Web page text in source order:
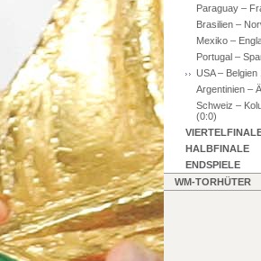
Paraguay –
Brasilien –
Mexiko –
Portugal –
USA – Belgien
Argentinien –
Schweiz –
(0:0)
HALBFINALE
ENDSPIELE
WM-TORHÜTER